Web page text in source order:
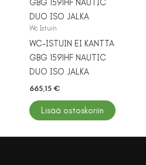
Wc Istuin
WC-ISTUIN EI KANTTA
GBG 1591HF NAUTIC
DUO ISO JALKA
665,15 €
Lisää ostoskoriin